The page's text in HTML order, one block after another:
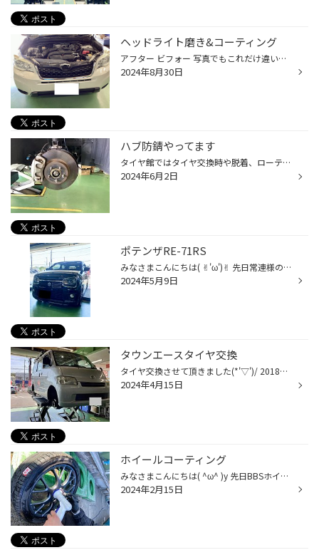
ヘッドライト磨き&コーティング
アフター ビフォー 写真でもこれだけ違いがわかるので 実物はもっと差があります
2024年8月30日
ハブ防錆やってます
タイヤ館ではタイヤ交換時や脱着、ローテーションなどのタイミングで ハブ防錆をお勧めしています。 効果は半年から1年くらいになります 錆びている場合には錆を取ってから錆止めを塗り 錆びてない場合でも予防としてやらせて頂いています。 錆びあり錆び取り後 錆止め
2024年6月2日
ポテンザRE-71RS
みなさまこんにちは( ✌︎'ω')✌︎ 先日常連様のお車SUZUKIワークスのタイヤ交換を行いました(*≧∀≦*)y タイヤはブリヂストンのハイグリップスポーツタイヤ ポテンザRE-71RSをチョイス( ^ω^ )Y こちらのタイヤはスポーツ走行を楽しむお客様には 絶大な人気を誇るタイヤです♪ ブリヂストンハイグリップタ...
2024年5月9日
タウンエースタイヤ交換
タイヤ交換させて頂きました(*'▽')/ 2018年製造ﾀｲﾔがついており溝がなくなったので新しいタイヤに交換です！ 使用開始から長期経過したタイヤの点検、交換の重要性！！ お客様による日常点検に加え、使用開始後5年以上経過したタイヤについては、継続使用に適しているかどうか、すみやかにタイヤ販...
2024年4月15日
ホイールコーティング
みなさまこんにちは( ^ω^ )y 先日BBSホイールをお預かりしてホイールコーティング を行いました（＾∇＾） ホイールコーティングを行うと軽い水洗いで ホイールに着いた汚れが落ち長時間綺麗に保てて いつ見てもピカピカ⭐︎で塗装の長持ちにも繋がります。 先ずはしっかり付着してる汚れを落とします...
2024年2月15日